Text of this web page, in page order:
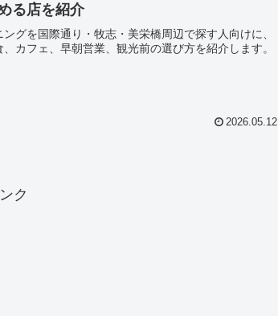
る店を紹介
グを国際通り・牧志・美栄橋周辺で探す人向けに、
カフェ、早朝営業、観光前の選び方を紹介します。
2026.05.12
ク